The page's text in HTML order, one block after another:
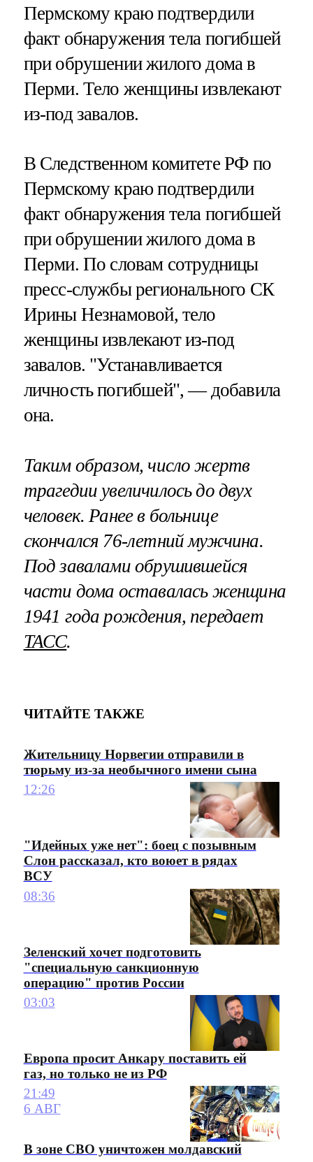
Пермскому краю подтвердили
факт обнаружения тела погибшей
при обрушении жилого дома в
Перми. Тело женщины извлекают
из-под завалов.
В Следственном комитете РФ по
Пермскому краю подтвердили
факт обнаружения тела погибшей
при обрушении жилого дома в
Перми. По словам сотрудницы
пресс-службы регионального СК
Ирины Незнамовой, тело
женщины извлекают из-под
завалов. "Устанавливается
личность погибшей", — добавила
она.
Таким образом, число жертв
трагедии увеличилось до двух
человек. Ранее в больнице
скончался 76-летний мужчина.
Под завалами обрушившейся
части дома оставалась женщина
1941 года рождения, передает
ТАСС.
ЧИТАЙТЕ ТАКЖЕ
Жительницу Норвегии отправили в
тюрьму из-за необычного имени сына
12:26
"Идейных уже нет": боец с позывным
Слон рассказал, кто воюет в рядах
ВСУ
08:36
Зеленский хочет подготовить
"специальную санкционную
операцию" против России
03:03
Европа просит Анкару поставить ей
газ, но только не из РФ
21:49
6 АВГ
В зоне СВО уничтожен молдавский